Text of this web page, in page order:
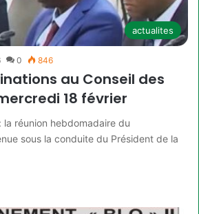
actualites
0 846
au Conseil des
18 février
la réunion hebdomadaire du
sous la conduite du Président de la